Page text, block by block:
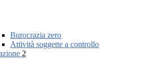
Burocrazia zero
Attività soggette a controllo
2